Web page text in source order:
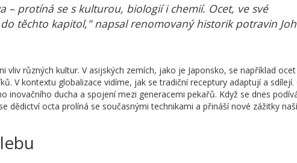
– protíná se s kulturou, biologií i chemií. Ocet, ve své
těchto kapitol," napsal renomovaný historik potravin
vliv různých kultur. V asijských zemích, jako je Japonsko, se například ocet
V kontextu globalizace vidíme, jak se tradiční receptury adaptují a sdílejí.
inovačního ducha a spojení mezi generacemi pekařů. Když se dnes
dědictví octa prolíná se současnými technikami a přináší nové zážitky naší